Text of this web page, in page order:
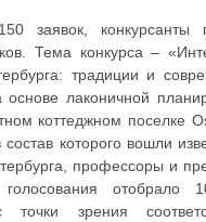
заявок,
Тема конкурса –
традиции и
основе лаконичной
коттеджном поселке
которого вошли
профессоры и
отобрало
точки зрения